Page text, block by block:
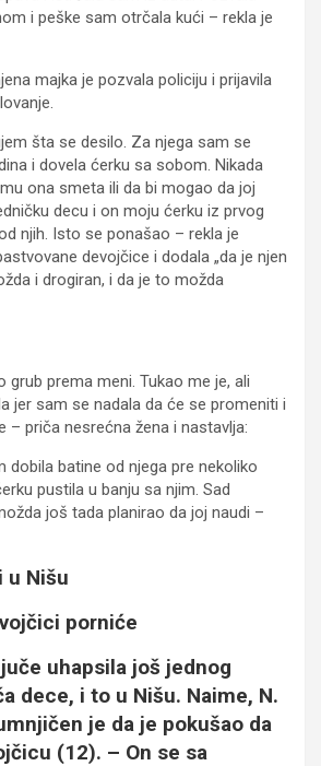
i peške sam otrčala kući – rekla je
majka je pozvala policiju i prijavila
šta se desilo. Za njega sam se
i dovela ćerku sa sobom. Nikada
ona smeta ili da bi mogao da joj
decu i on moju ćerku iz prvog
njih. Isto se ponašao – rekla je
devojčice i dodala „da je njen
i drogiran, i da je to možda
grub prema meni. Tukao me je, ali
jer sam se nadala da će se promeniti i
– priča nesrećna žena i nastavlja:
dobila batine od njega pre nekoliko
pustila u banju sa njim. Sad
još tada planirao da joj naudi –
u Nišu
porniće
uhapsila još jednog
dece, i to u Nišu. Naime, N.
je da je pokušao da
(12). – On se sa